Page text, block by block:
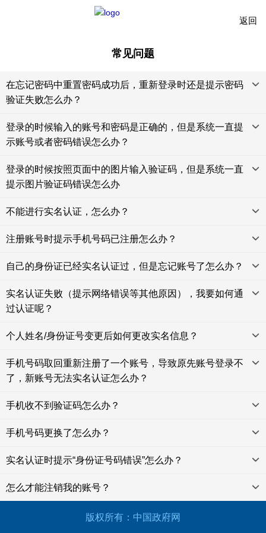
返回
常见问题
在忘记密码中重置密码成功后，重新登录时还是提示密码
验证失败怎么办？
登录的时候输入的账号和密码是正确的，但是系统一直提
示账号或者密码错误怎么办？
登录的时候按照页面中的图片输入验证码，但是系统一直
提示图片验证码错误怎么办
不能进行实名认证，怎么办？
注册账号时提示手机号码已注册怎么办？
自己的身份证已经实名认证过，但是忘记账号了怎么办？
实名认证失败（提示网络错误等其他原因），我要如何通
过认证呢？
个人姓名/身份证号变更后如何更改实名信息？
手机号码取回重新注册了一个账号，导致原先账号登录不
了，新账号无法实名认证怎么办？
手机收不到验证码怎么办？
手机号码更换了怎么办？
实名认证时提示“身份证号码错误”怎么办？
怎么才能注销我的账号？
版权所有：中国政府网